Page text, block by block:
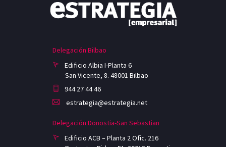
Delegación Bilbao
Edificio Albia I-Planta 6
San Vicente, 8. 48001 Bilbao
944 27 44 46
estrategia@estrategia.net
Delegación Donostia-San Sebastian
Edificio ACB – Planta 2 Ofic. 216